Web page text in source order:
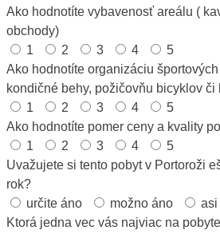
Ako hodnotíte vybavenosť areálu (
obchody)
1
2 3 4
5
Ako hodnotíte organizáciu
kondičné behy, požičovňu bicyklov či
1
2 3 4
5
Ako hodnotíte pomer ceny a kvality
1
2 3 4
5
Uvažujete si tento pobyt v Portoroži
rok?
určite áno
možno áno asi
Ktorá jedna vec vás najviac na